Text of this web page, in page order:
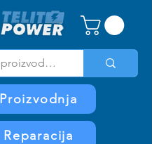
Proizvodnja
Reparacija